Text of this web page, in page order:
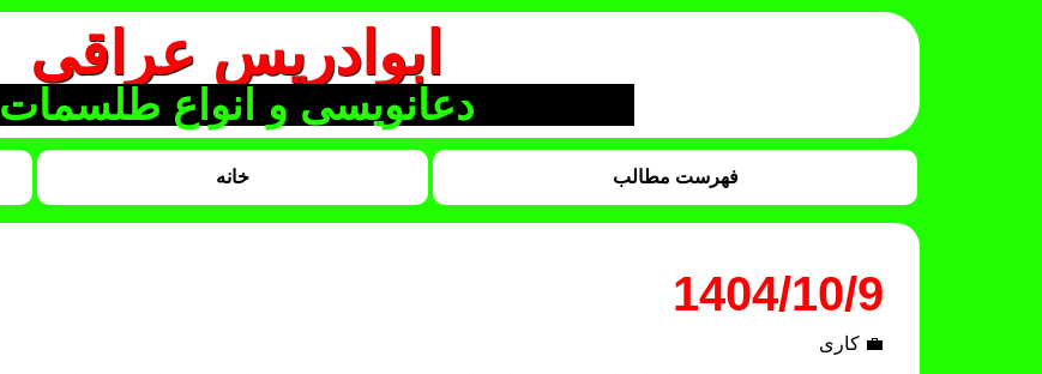
ابوادریس عراقی
دعانویسی و انواع طلسمات
فهرست مطالب خانه
1404/10/9
💼 کاری